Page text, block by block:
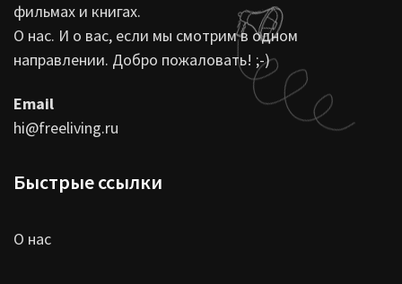
фильмах и книгах.
О нас. И о вас, если мы смотрим в одном
направлении. Добро пожаловать! ;-)
Email
hi@freeliving.ru
Быстрые ссылки
О нас